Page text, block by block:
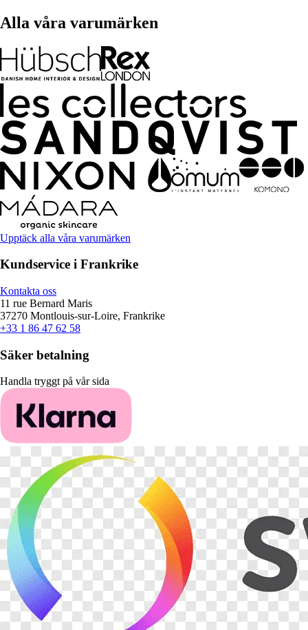
Alla våra varumärken
Upptäck alla våra varumärken
Kundservice i Frankrike
Kontakta oss
11 rue Bernard Maris
37270 Montlouis-sur-Loire, Frankrike
+33 1 86 47 62 58
Säker betalning
Handla tryggt på vår sida